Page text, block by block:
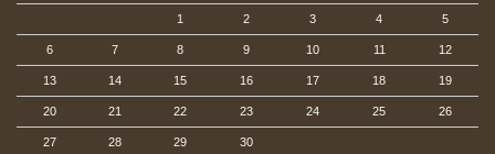
1 2 3 4 5
6 7 8 9 10 11 12
13 14 15 16 17 18 19
20 21 22 23 24 25 26
27 28 29 30